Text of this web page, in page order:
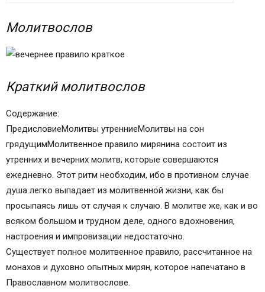
Краткий молитвослов
Молитвы на сон грядущим
Тропари
Молитва 10-я, ко Пресвятой Богородице
Кондак Богородице
Краткое вечернее молитвенное правило
Молитвослов
Краткий молитвослов
Содержание:
ПредисловиеМолитвы утренниеМолитвы на сон
грядущимМолитвенное правило мирянина состоит из
утренних и вечерних молитв, которые совершаются
ежедневно. Этот ритм необходим, ибо в противном случае
душа легко выпадает из молитвенной жизни, как бы
просыпаясь лишь от случая к случаю. В молитве же, как и во
всяком большом и трудном деле, одного вдохновения,
настроения и импровизации недостаточно.
Существует полное молитвенное правило, рассчитанное на
монахов и духовно опытных мирян, которое напечатано в
Православном молитвослове.